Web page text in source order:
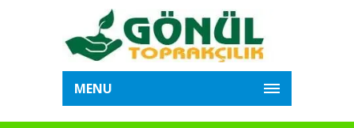
MENU